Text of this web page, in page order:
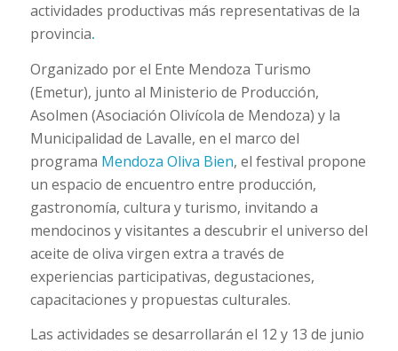
actividades productivas más representativas de la
provincia.
Organizado por el Ente Mendoza Turismo
(Emetur), junto al Ministerio de Producción,
Asolmen (Asociación Olivícola de Mendoza) y la
Municipalidad de Lavalle, en el marco del
programa Mendoza Oliva Bien, el festival propone
un espacio de encuentro entre producción,
gastronomía, cultura y turismo, invitando a
mendocinos y visitantes a descubrir el universo del
aceite de oliva virgen extra a través de
experiencias participativas, degustaciones,
capacitaciones y propuestas culturales.
Las actividades se desarrollarán el 12 y 13 de junio